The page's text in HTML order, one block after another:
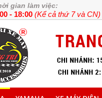
gian làm việc:
- 18:00 (Kể cả thứ 7 và CN)